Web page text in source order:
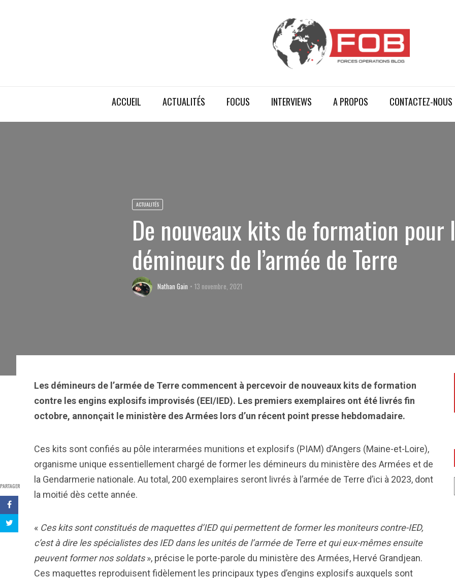
ACCUEIL ACTUALITÉS FOCUS INTERVIEWS A PROPOS CONTACTEZ-NOUS
ACTUALITÉS
De nouveaux kits de formation pour
démineurs de l’armée de Terre
Nathan Gain 13 novembre, 2021
PARTAGER
Les démineurs de l’armée de Terre commencent à percevoir de nouveaux kits de formation
contre les engins explosifs improvisés (EEI/IED). Les premiers exemplaires ont été livrés fin
octobre, annonçait le ministère des Armées lors d’un récent point presse hebdomadaire.
Ces kits sont confiés au pôle interarmées munitions et explosifs (PIAM) d’Angers (Maine-et-Loire),
organisme unique essentiellement chargé de former les démineurs du ministère des Armées et de
la Gendarmerie nationale. Au total, 200 exemplaires seront livrés à l’armée de Terre d’ici à 2023, dont
la moitié dès cette année.
« Ces kits sont constitués de maquettes d’IED qui permettent de former les moniteurs contre-IED,
c’est à dire les spécialistes des IED dans les unités de l’armée de Terre et qui eux-mêmes ensuite
peuvent former nos soldats», précise le porte-parole du ministère des Armées, Hervé Grandjean.
Ces maquettes reproduisent fidèlement les principaux types d’engins explosifs auxquels sont